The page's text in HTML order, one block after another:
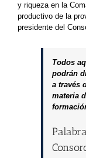
y riqueza en la
productivo de la
presidente del
Todos
podrán
a través
materia